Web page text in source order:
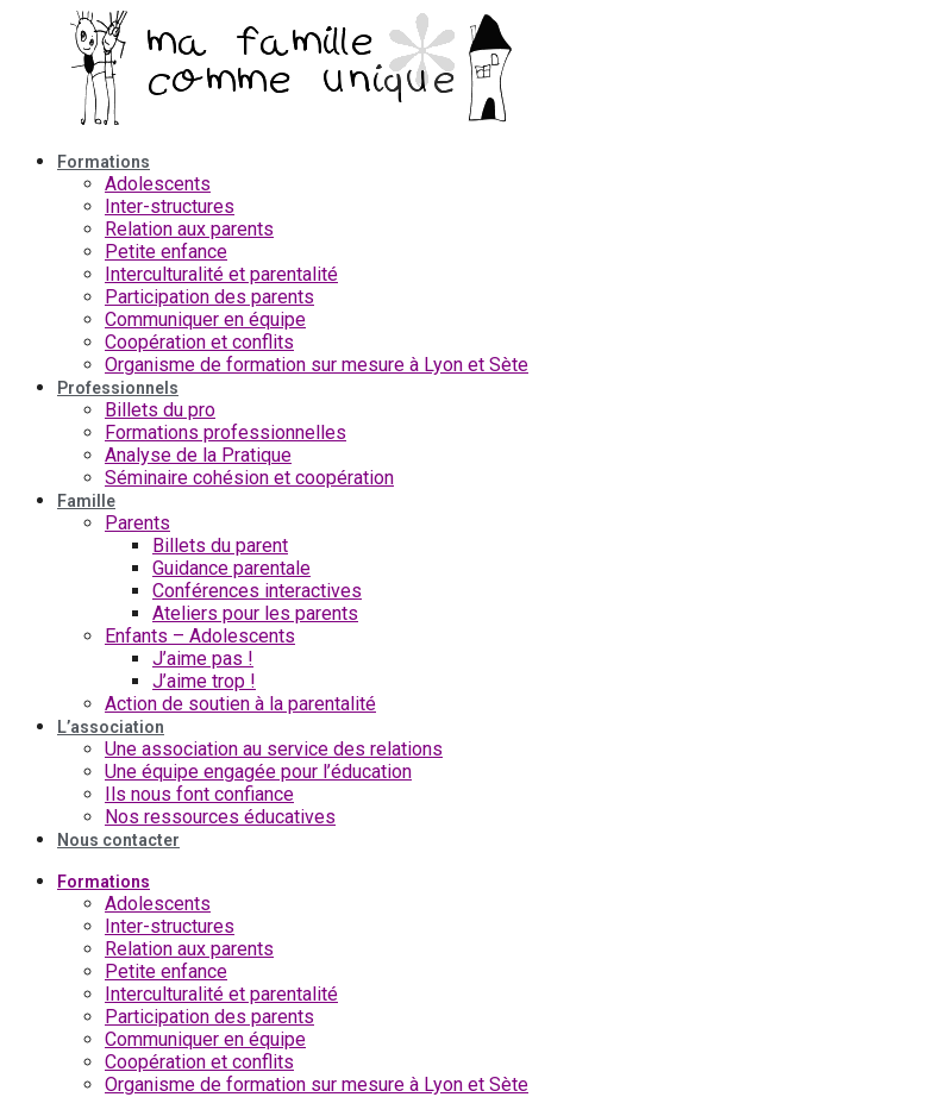
contenu
Formations
Adolescents
Inter-structures
Relation aux parents
Petite enfance
Interculturalité et parentalité
Participation des parents
Communiquer en équipe
Coopération et conflits
Organisme de formation sur mesure à Lyon et Sète
Professionnels
Billets du pro
Formations professionnelles
Analyse de la Pratique
Séminaire cohésion et coopération
Famille
Parents
Billets du parent
Guidance parentale
Conférences interactives
Ateliers pour les parents
Enfants – Adolescents
J’aime pas !
J’aime trop !
Action de soutien à la parentalité
L’association
Une association au service des relations
Une équipe engagée pour l’éducation
Ils nous font confiance
Nos ressources éducatives
Nous contacter
Formations
Adolescents
Inter-structures
Relation aux parents
Petite enfance
Interculturalité et parentalité
Participation des parents
Communiquer en équipe
Coopération et conflits
Organisme de formation sur mesure à Lyon et Sète